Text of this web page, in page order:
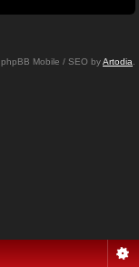
phpBB Mobile / SEO byArtodia